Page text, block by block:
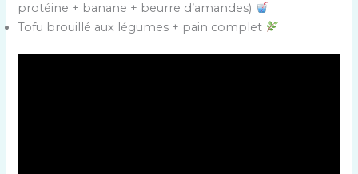
protéine + banane + beurre d’amandes)
Tofu brouillé aux légumes + pain complet